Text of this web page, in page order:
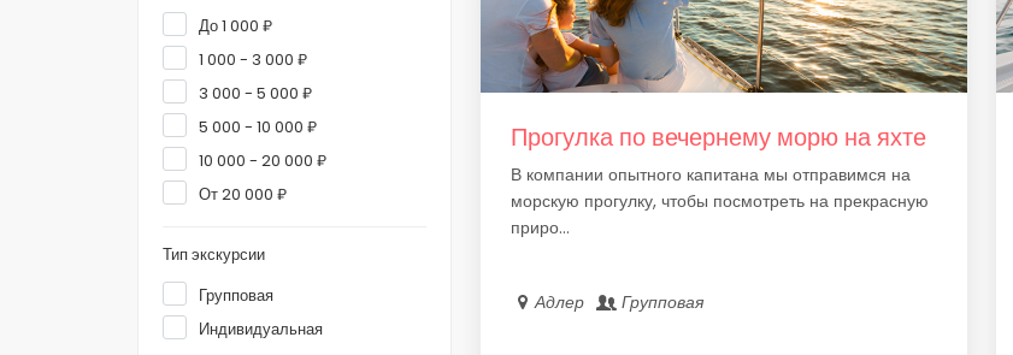
До 1 000 ₽
1 000 - 3 000 ₽
3 000 - 5 000 ₽
5 000 - 10 000 ₽
10 000 - 20 000 ₽
От 20 000 ₽
Тип экскурсии
Групповая
Индивидуальная
Прогулка по вечернему морю на яхте
В компании опытного капитана мы отправимся на
морскую прогулку, чтобы посмотреть на прекрасную
приро...
Адлер Групповая